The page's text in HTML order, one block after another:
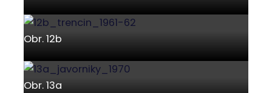
Obr. 12b
Obr. 13a